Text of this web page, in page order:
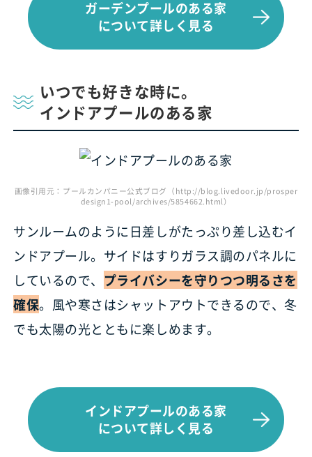
ガーデンプールのある家
について詳しく見る
いつでも好きな時に。
インドアプールのある家
画像引用元：プールカンパニー公式ブログ（http://blog.livedoor.jp/prosper
design1-pool/archives/5854662.html）
サンルームのように日差しがたっぷり差し込むイ
ンドアプール。サイドはすりガラス調のパネルに
しているので、 プライバシーを守りつつ明るさを
確保。風や寒さはシャットアウトできるので、冬
でも太陽の光とともに楽しめます。
インドアプールのある家
について詳しく見る